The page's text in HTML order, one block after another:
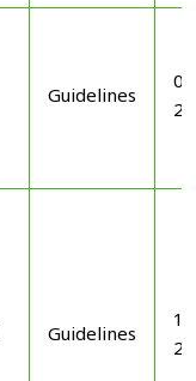
Guidelines
Guidelines